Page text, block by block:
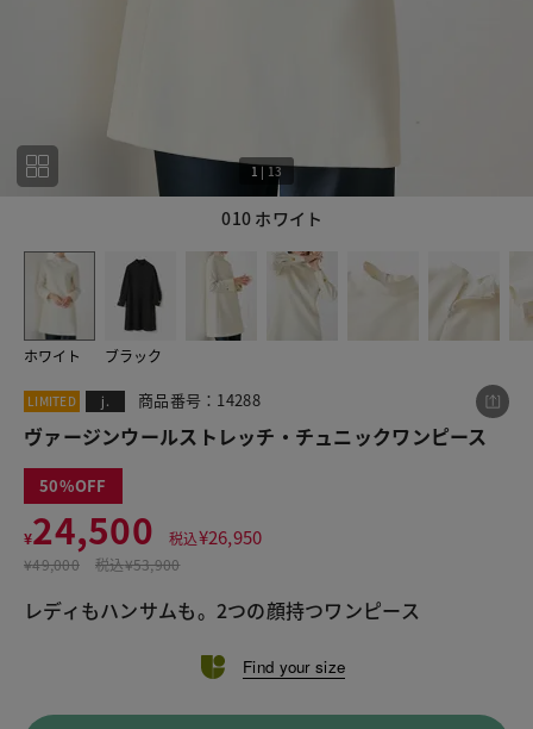
010 ホワイト
1 |13
ホワイト ブラック
LIMITED j. 商品番号：14288
ヴァージンウールストレッチ・チュニックワンピース
50
¥24,500 税込¥26,950
¥49,000 税込¥53,900
レディもハンサムも。2つの顔持つワンピース
Find your size
この商品をシェアする
ス
¥24,500